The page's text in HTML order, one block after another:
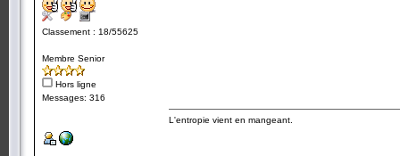
Classement : 18/55625
Membre Senior
Hors ligne
Messages: 316
L'entropie vient en mangeant.